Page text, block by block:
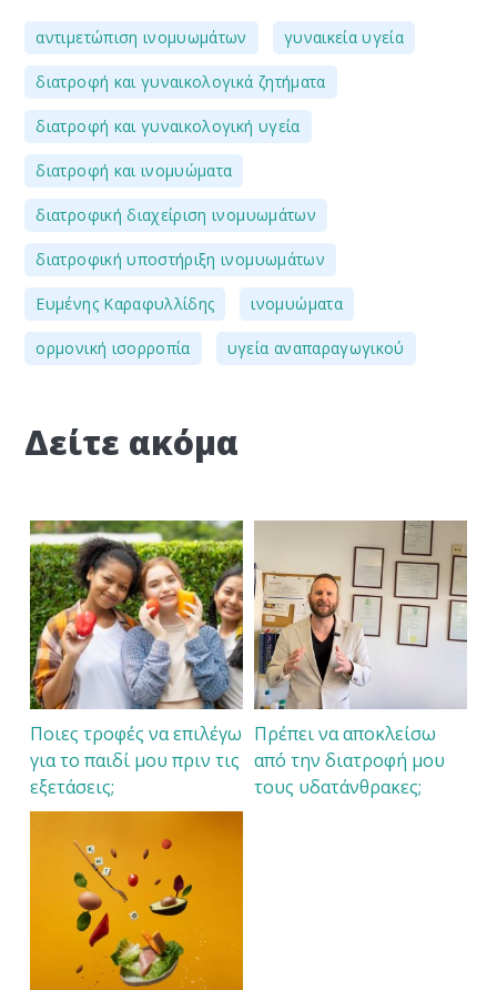
αντιμετώπιση ινομυωμάτων γυναικεία υγεία
διατροφή και γυναικολογικά ζητήματα
διατροφή και γυναικολογική υγεία
διατροφή και ινομυώματα
διατροφική διαχείριση ινομυωμάτων
διατροφική υποστήριξη ινομυωμάτων
Ευμένης Καραφυλλίδης ινομυώματα
ορμονική ισορροπία υγεία αναπαραγωγικού
Δείτε ακόμα
Ποιες τροφές να επιλέγω
για το παιδί μου πριν τις
εξετάσεις;
Πρέπει να αποκλείσω
από την διατροφή μου
τους υδατάνθρακες;